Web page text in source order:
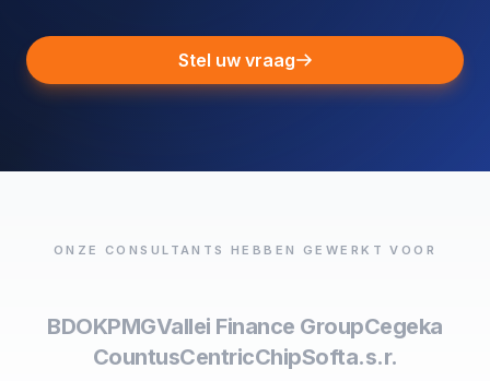
Stel uw vraag
ONZE CONSULTANTS HEBBEN GEWERKT VOOR
BDOKPMGVallei Finance GroupCegeka
CountusCentricChipSofta.s.r.